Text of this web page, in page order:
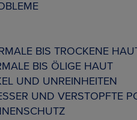
BIS TROCKENE
BIS ÖLIGE HAUT
UND UNREINHEITEN
UND VERSTOPFTE